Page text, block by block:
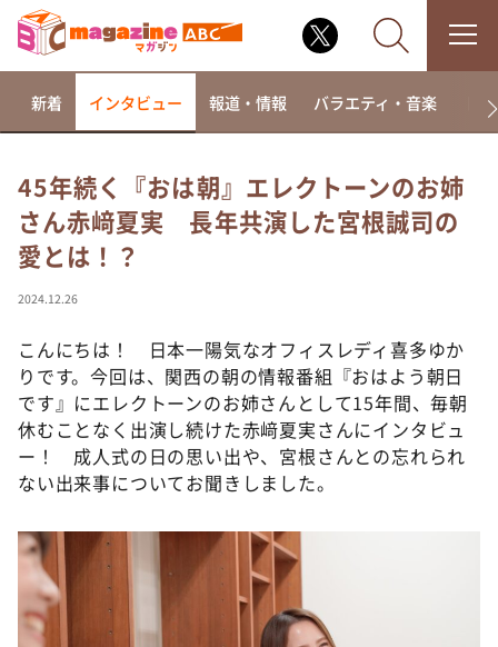
なるみ・岡村の過ぎるTV
相席食堂
これ余談なんですけど・・・
て真剣です
探偵！ナイトスクープ
news おかえり
河合＆A.B.C-Z塚田×福井アナ「なんでやねん！？」
（news おかえり）
本日はダイアンなり！シーズン２
朝だ！生です旅サラダ
教えて！ニュースライブ 正義のミカタ
新着 インタビュー 報道・情報 バラエティ・音楽 ド
45年続く『おは朝』エレクトーンのお姉
さん赤﨑夏実 長年共演した宮根誠司の
愛とは！？
2024.12.26
こんにちは！ 日本一陽気なオフィスレディ喜多ゆか
りです。今回は、関西の朝の情報番組『おはよう朝日
です』にエレクトーンのお姉さんとして15年間、毎朝
休むことなく出演し続けた赤﨑夏実さんにインタビュ
ー！ 成人式の日の思い出や、宮根さんとの忘れられ
ない出来事についてお聞きしました。